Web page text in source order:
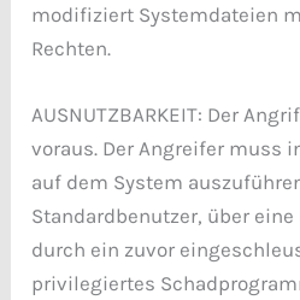
modifiziert Systemdateien
Rechten.
AUSNUTZBARKEIT: Der
voraus. Der Angreifer muss
auf dem System
Standardbenutzer, über eine
durch ein zuvor
privilegiertes